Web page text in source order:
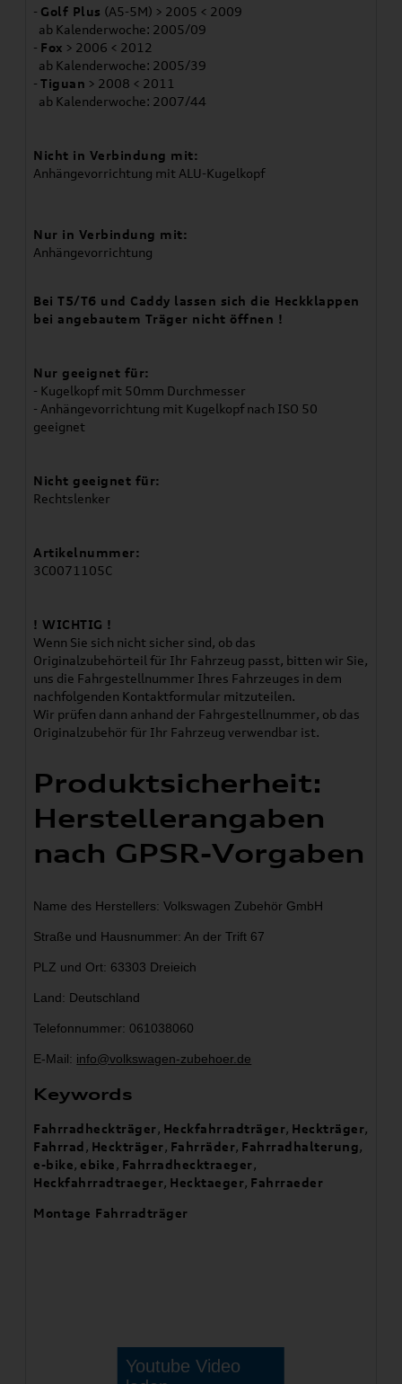
- Golf Plus (A5-5M) > 2005 < 2009
ab Kalenderwoche: 2005/09
- Fox > 2006 < 2012
ab Kalenderwoche: 2005/39
-Tiguan > 2008 < 2011
ab Kalenderwoche: 2007/44
Nicht in Verbindung mit:
Anhängevorrichtung mit ALU-Kugelkopf
Nur in Verbindung mit:
Anhängevorrichtung
Bei T5/T6 und Caddy lassen sich die Heckklappen
bei angebautem Träger nicht öffnen !
Nur geeignet für:
- Kugelkopf mit 50mm Durchmesser
- Anhängevorrichtung mit Kugelkopf nach ISO 50
geeignet
Nicht geeignet für:
Rechtslenker
Artikelnummer:
3C0071105C
! WICHTIG !
Wenn Sie sich nicht sicher sind, ob das
Originalzubehörteil für Ihr Fahrzeug passt, bitten wir Sie,
uns die Fahrgestellnummer Ihres Fahrzeuges in dem
nachfolgenden Kontaktformular mitzuteilen.
Wir prüfen dann anhand der Fahrgestellnummer, ob das
Originalzubehör für Ihr Fahrzeug verwendbar ist.
Produktsicherheit:
Herstellerangaben
nach GPSR-Vorgaben
Name des Herstellers: Volkswagen Zubehör GmbH
Straße und Hausnummer: An der Trift 67
PLZ und Ort: 63303 Dreieich
Land: Deutschland
Telefonnummer: 061038060
E-Mail: info@volkswagen-zubehoer.de
Keywords
Fahrradheckträger, Heckfahrradträger, Heckträger,
Fahrrad, Heckträger, Fahrräder, Fahrradhalterung,
e-bike, ebike, Fahrradhecktraeger,
Heckfahrradtraeger, Hecktaeger, Fahrraeder
Montage Fahrradträger